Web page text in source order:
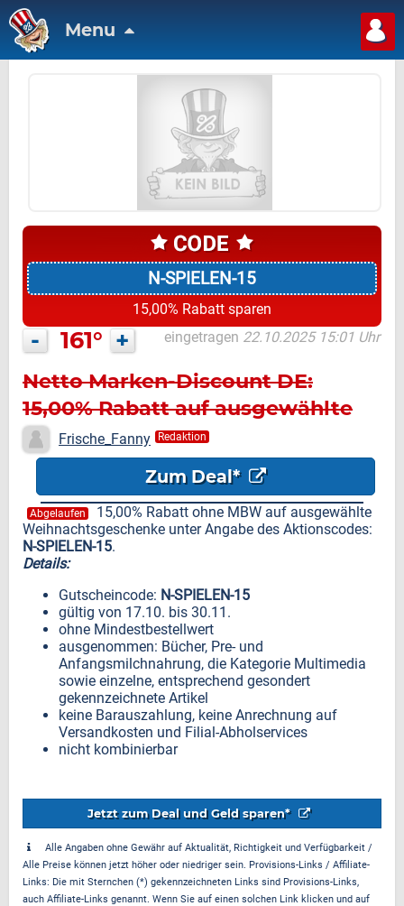
Menu
N-SPIELEN-15
15,00% Rabatt sparen
- 161° + eingetragen 22.10.2025 15:01 Uhr
Netto Marken-Discount DE:
15,00% Rabatt auf ausgewählte
Weihnachtsgeschenke
Frische_Fanny Redaktion
Zum Deal*
Abgelaufen
15,00% Rabatt ohne MBW auf ausgewählte
Weihnachtsgeschenke unter Angabe des Aktionscodes:
N-SPIELEN-15.
Details:
Gutscheincode: N-SPIELEN-15
gültig von 17.10. bis 30.11.
ohne Mindestbestellwert
ausgenommen: Bücher, Pre- und
Anfangsmilchnahrung, die Kategorie Multimedia
sowie einzelne, entsprechend gesondert
gekennzeichnete Artikel
keine Barauszahlung, keine Anrechnung auf
Versandkosten und Filial-Abholservices
nicht kombinierbar
Jetzt zum Deal und Geld sparen*
Alle Angaben ohne Gewähr auf Aktualität, Richtigkeit und Verfügbarkeit /
Alle Preise können jetzt höher oder niedriger sein. Provisions-Links / Affiliate-
Links: Die mit Sternchen (*) gekennzeichneten Links sind Provisions-Links,
auch Affiliate-Links genannt. Wenn Sie auf einen solchen Link klicken und auf